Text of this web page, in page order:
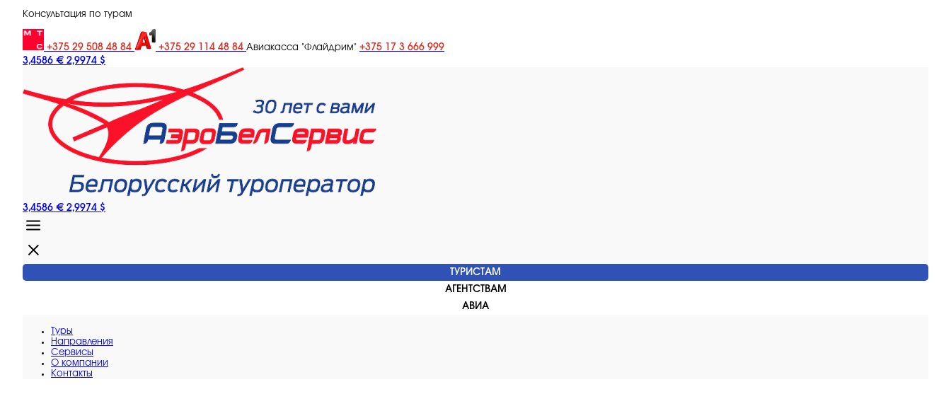
Консультация по турам
+375 29 508 48 84 +375 29 114 48 84 Авиакасса "Флайдрим" +375 17 3 666 999
3,4586 € 2,9974 $
3,4586 € 2,9974 $
ТУРИСТАМ
АГЕНТСТВАМ
АВИА
Туры
Направления
Сервисы
O компании
Контакты